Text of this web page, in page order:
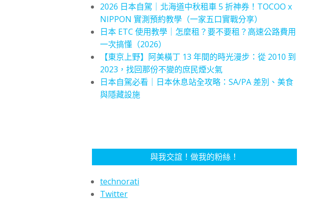
2026 日本自駕｜北海道中秋租車 5 折神券！TOCOO x
NIPPON 實測預約教學（一家五口實戰分享）
日本 ETC 使用教學｜怎麼租？要不要租？高速公路費用
一次搞懂（2026）
【東京上野】阿美橫丁 13 年間的時光漫步：從 2010 到
2023，找回那份不變的庶民煙火氣
日本自駕必看｜日本休息站全攻略：SA/PA 差別、美食
與隱藏設施
與我交誼！做我的粉絲！
technorati
Twitter